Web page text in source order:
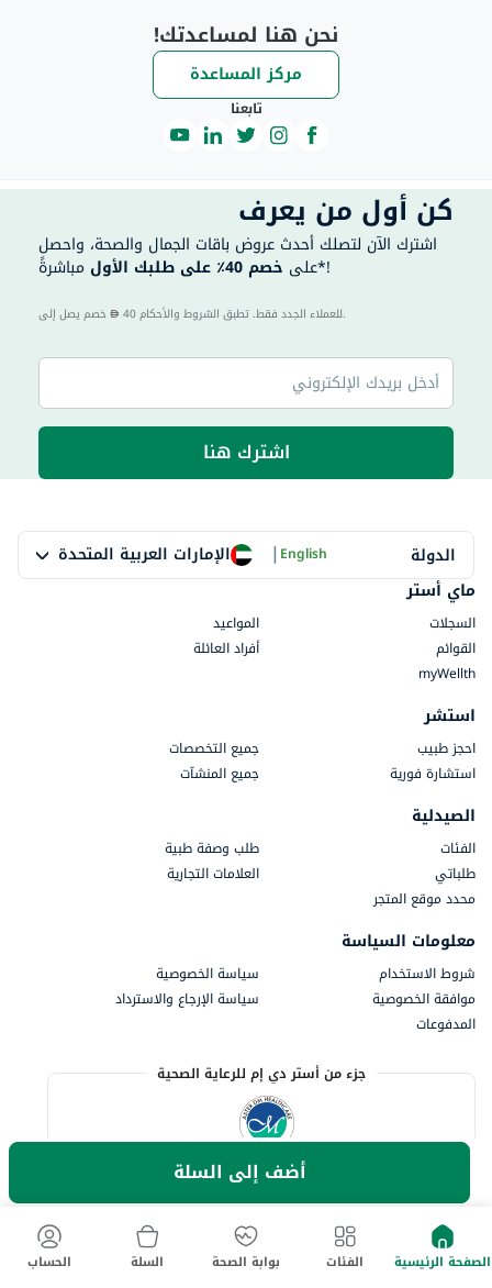
أضف إلى السلة
نحن هنا لمساعدتك!
مركز المساعدة
تابعنا
كن أول من يعرف
اشترك الآن لتصلك أحدث عروض باقات الجمال والصحة، واحصل
على خصم 40٪ على طلبك الأول مباشرةً*!
40 للعملاء الجدد فقط. تطبق الشروط والأحكام.
اشترك هنا
الدولة الإمارات العربية المتحدة |English
ماي أستر
السجلات
المواعيد
القوائم
أفراد العائلة
myWellth
استشر
احجز طبيب
جميع التخصصات
استشارة فورية
جميع المنشآت
الصيدلية
الفئات
طلب وصفة طبية
طلباتي
العلامات التجارية
محدد موقع المتجر
معلومات السياسة
شروط الاستخدام
سياسة الخصوصية
موافقة الخصوصية
سياسة الإرجاع والاسترداد
المدفوعات
جزء من أستر دي إم للرعاية الصحية
الصفحة الرئيسية الفئات بوابة الصحة السلة الحساب